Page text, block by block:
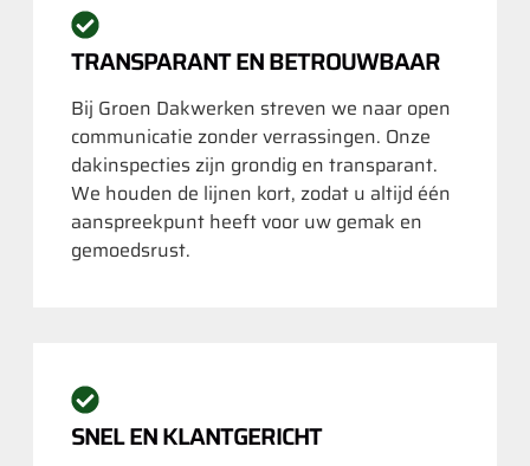
TRANSPARANT EN BETROUWBAAR
Bij Groen Dakwerken streven we naar open
communicatie zonder verrassingen. Onze
dakinspecties zijn grondig en transparant.
We houden de lijnen kort, zodat u altijd één
aanspreekpunt heeft voor uw gemak en
gemoedsrust.
SNEL EN KLANTGERICHT